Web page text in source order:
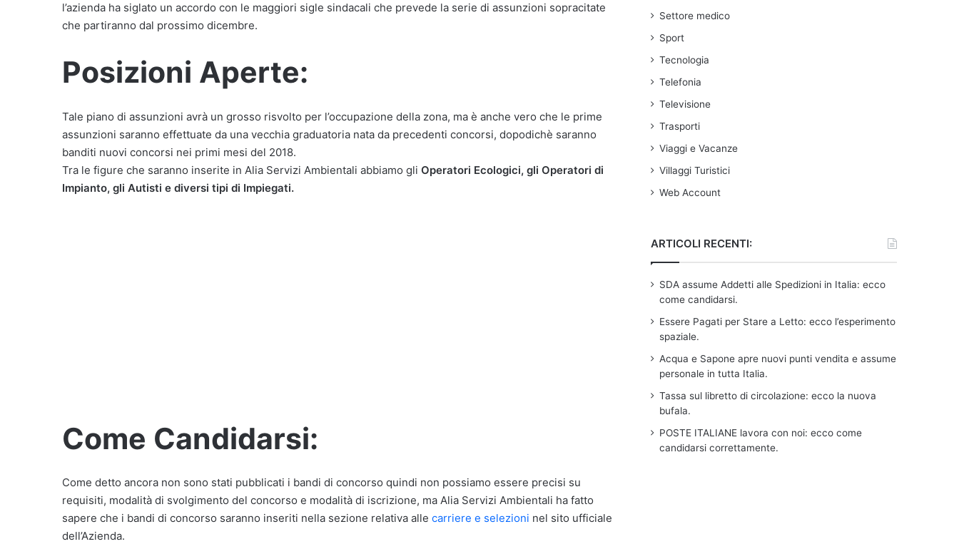
l’azienda ha siglato un accordo con le maggiori sigle sindacali che prevede la serie di assunzioni sopracitate
che partiranno dal prossimo dicembre.
Posizioni Aperte:
Tale piano di assunzioni avrà un grosso risvolto per l’occupazione della zona, ma è anche vero che le prime
assunzioni saranno effettuate da una vecchia graduatoria nata da precedenti concorsi, dopodichè saranno
banditi nuovi concorsi nei primi mesi del 2018.
Tra le figure che saranno inserite in Alia Servizi Ambientali abbiamo gli Operatori Ecologici, gli Operatori di
Impianto, gli Autisti e diversi tipi di Impiegati.
Come Candidarsi:
Come detto ancora non sono stati pubblicati i bandi di concorso quindi non possiamo essere precisi su
requisiti, modalità di svolgimento del concorso e modalità di iscrizione, ma Alia Servizi Ambientali ha fatto
sapere che i bandi di concorso saranno inseriti nella sezione relativa alle carriere e selezioni nel sito ufficiale
dell’Azienda.
Settore medico
Sport
Tecnologia
Telefonia
Televisione
Trasporti
Viaggi e Vacanze
Villaggi Turistici
Web Account
ARTICOLI RECENTI:
SDA assume Addetti alle Spedizioni in Italia: ecco
come candidarsi.
Essere Pagati per Stare a Letto: ecco l’esperimento
spaziale.
Acqua e Sapone apre nuovi punti vendita e assume
personale in tutta Italia.
Tassa sul libretto di circolazione: ecco la nuova
bufala.
POSTE ITALIANE lavora con noi: ecco come
candidarsi correttamente.